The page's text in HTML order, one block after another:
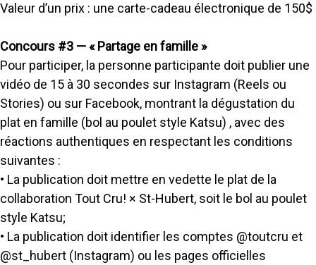
Valeur d’un prix : une carte-cadeau électronique de 150$
Concours #3 — « Partage en famille »
Pour participer, la personne participante doit publier une
vidéo de 15 à 30 secondes sur Instagram (Reels ou
Stories) ou sur Facebook, montrant la dégustation du
plat en famille (bol au poulet style Katsu) , avec des
réactions authentiques en respectant les conditions
suivantes :
• La publication doit mettre en vedette le plat de la
collaboration Tout Cru! × St-Hubert, soit le bol au poulet
style Katsu;
• La publication doit identifier les comptes @toutcru et
@st_hubert (Instagram) ou les pages officielles